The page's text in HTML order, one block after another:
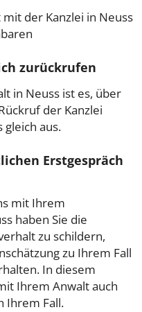
der Kanzlei in Neuss
zurückrufen
in Neuss ist es, über
der Kanzlei
aus.
Erstgespräch
mit Ihrem
haben Sie die
zu schildern,
zu Ihrem Fall
In diesem
Ihrem Anwalt auch
Ihrem Fall.